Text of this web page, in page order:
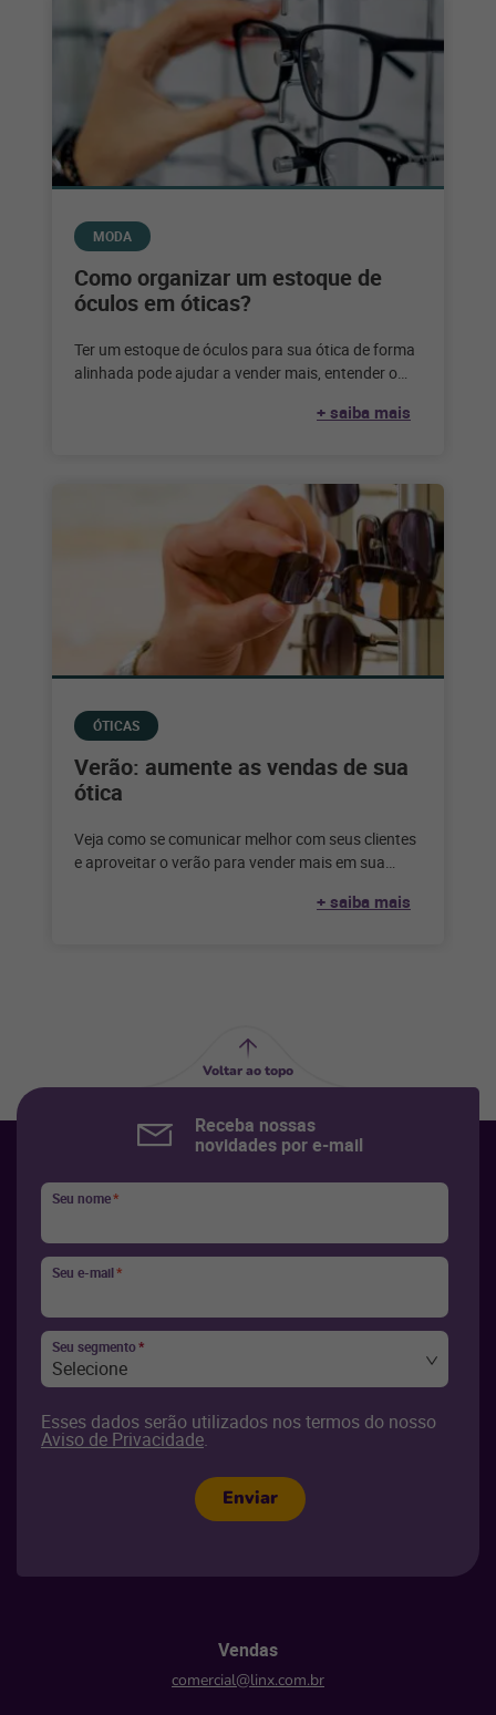
MODA
Como organizar um estoque de
óculos em óticas?
Ter um estoque de óculos para sua ótica de forma
alinhada pode ajudar a vender mais, entender o
+ saiba mais
ÓTICAS
Verão: aumente as vendas de sua
ótica
Veja como se comunicar melhor com seus clientes
e aproveitar o verão para vender mais em sua
+ saiba mais
Voltar ao topo
Receba nossas
novidades por e-mail
Seu nome*
Seu e-mail*
Seu segmento*
Selecione
Esses dados serão utilizados nos termos do nosso
Aviso de Privacidade.
Enviar
Vendas
comercial@linx.com.br